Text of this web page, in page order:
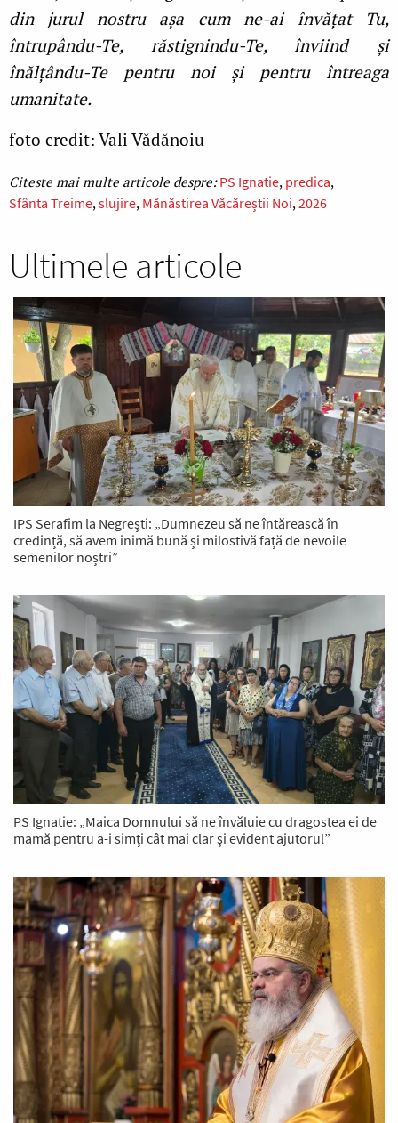
din jurul nostru așa cum ne-ai învățat Tu,
întrupându-Te, răstignindu-Te, înviind și
înălțându-Te pentru noi și pentru întreaga
umanitate.
foto credit: Vali Vădănoiu
PS Ignatie predica
Sfânta Treime slujire Mănăstirea Văcăreștii Noi 2026
Ultimele articole
IPS Serafim la Negrești: „Dumnezeu să ne întărească în
credință, să avem inimă bună și milostivă față de nevoile
semenilor noștri”
PS Ignatie: „Maica Domnului să ne învăluie cu dragostea ei de
mamă pentru a-i simți cât mai clar și evident ajutorul”